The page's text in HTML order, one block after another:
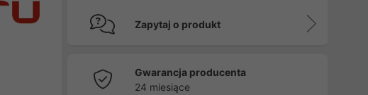
Zapytaj o produkt
Gwarancja producenta
24 miesiące